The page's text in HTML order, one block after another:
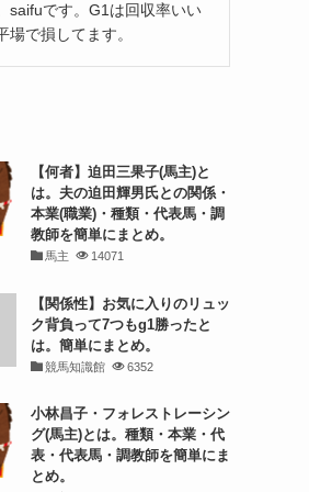
saifuです。G1は回収率いい
場で損してます。
【何者】迫田三果子(馬主)と
は。夫の迫田輝男氏との関係・
本業(職業)・種類・代表馬・調
教師を簡単にまとめ。
馬主 14071
【関係性】お気に入りのリュッ
ク背負って7つもg1勝ったと
は。簡単にまとめ。
競馬知識館 6352
小林昌子・フォレストレーシン
グ(馬主)とは。種類・本業・代
表・代表馬・調教師を簡単にま
とめ。